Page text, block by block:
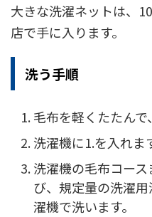
大きな洗濯ネットは、
店で手に入ります。
洗う手順
毛布を軽くたたんで
洗濯機に1.を入れま
洗濯機の毛布コー
び、規定量の洗濯
濯機で洗います。